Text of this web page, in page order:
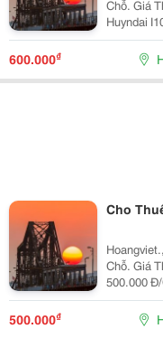
Chỗ. Giá Thuê Xe Tự Lái: Getz Giá: 600.000 Đ/Ca.
Huyndai
Limo 2010 Giá:
Đ/Ca.
600.000₫
Cho
Chỗ. Giá Thuê Xe Tự Lái: Hyundai Getz Số Sàn Giá:
500.000 Đ/Ca. Hyundai I10 Số Tự Động
600.000Đ/Ca. Hyundai I10 Số Tự Động
500.000₫